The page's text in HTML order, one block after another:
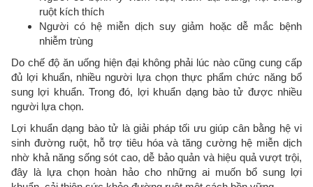
ruột kích thích
Người có hệ miễn dịch suy giảm hoặc dễ mắc bệnh
nhiễm trùng
Do chế độ ăn uống hiện đại không phải lúc nào cũng cung cấp
đủ lợi khuẩn, nhiều người lựa chọn thực phẩm chức năng bổ
sung lợi khuẩn. Trong đó, lợi khuẩn dạng bào tử được nhiều
người lựa chọn.
Lợi khuẩn dạng bào tử là giải pháp tối ưu giúp cân bằng hệ vi
sinh đường ruột, hỗ trợ tiêu hóa và tăng cường hệ miễn dịch
nhờ khả năng sống sót cao, dễ bảo quản và hiệu quả vượt trội,
đây là lựa chọn hoàn hảo cho những ai muốn bổ sung lợi